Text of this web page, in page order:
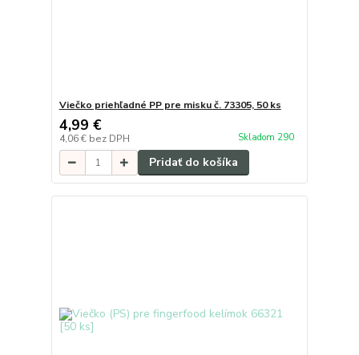
Viečko priehľadné PP pre misku č. 73305, 50 ks
4,99 €
4,06 € bez DPH Skladom 290
Pridať do košíka